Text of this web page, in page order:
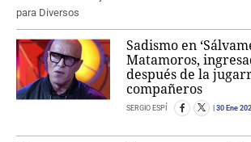
Sadismo en
Matamoros,
después de la
compañeros
SERGIO ESPÍ 30 Ene